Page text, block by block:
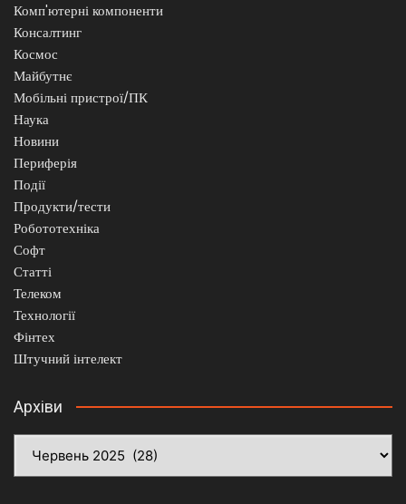
Комп'ютерні компоненти
Консалтинг
Космос
Майбутнє
Мобільні пристрої/ПК
Наука
Новини
Периферія
Події
Продукти/тести
Робототехніка
Софт
Статті
Телеком
Технології
Фінтех
Штучний інтелект
Архіви